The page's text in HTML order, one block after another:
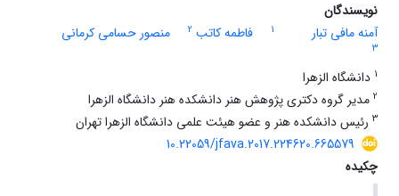
نویسندگان
آمنه مافی تبار
1 فاطمه کاتب 2 منصور حسامی کرمانی
3
1 دانشگاه الزهرا
2 مدیر گروه دکتری پژوهش هنر دانشکده هنر دانشگاه الزهرا
3 رئیس دانشکده هنر و عضو هیئت علمی دانشگاه الزهرا تهران
10.22059/jfava.2017.224620.665579
چکیده